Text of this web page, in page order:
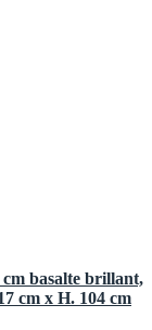
cm basalte brillant,
cm x H. 104 cm